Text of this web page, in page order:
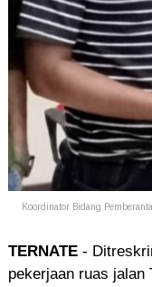
Koordinator Bidang
TERNATE -
pekerjaan ruas jalan